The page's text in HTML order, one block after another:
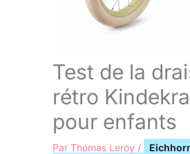
Test de la
rétro
pour enfants
Par Thomas Leroy /